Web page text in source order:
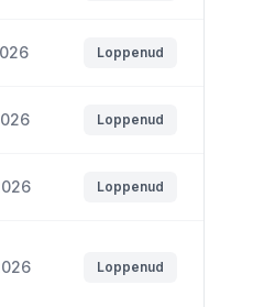
Loppenud
Loppenud
Loppenud
Loppenud